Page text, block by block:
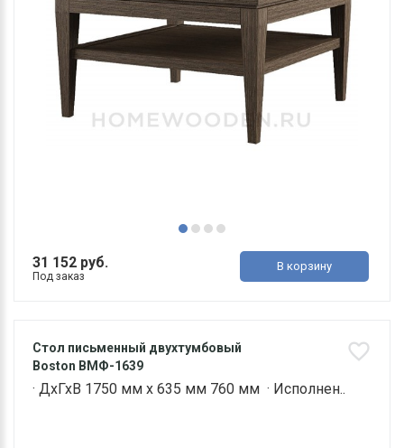
31 152 руб.
Под заказ
В корзину
Стол письменный двухтумбовый
Boston ВМФ-1639
· ДхГхВ 1750 мм х 635 мм 760 мм · Исполнен..